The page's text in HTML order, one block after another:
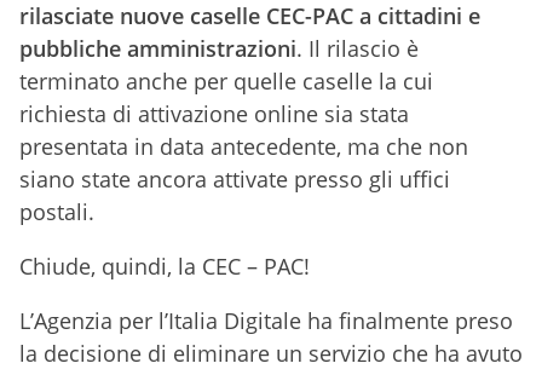
rilasciate nuove caselle CEC-PAC a cittadini e
pubbliche amministrazioni. Il rilascio è
terminato anche per quelle caselle la cui
richiesta di attivazione online sia stata
presentata in data antecedente, ma che non
siano state ancora attivate presso gli uffici
postali.
Chiude, quindi, la CEC – PAC!
L’Agenzia per l’Italia Digitale ha finalmente preso
la decisione di eliminare un servizio che ha avuto